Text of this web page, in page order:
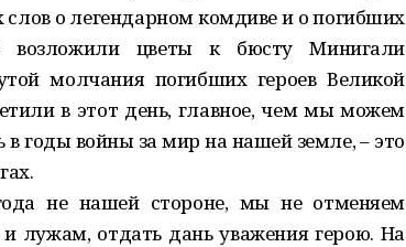
о легендарном комдиве и о погибших
возложили цветы к бюсту Минигали
молчания погибших героев Великой
в этот день, главное, чем мы можем
годы войны за мир на нашей земле, – это
не нашей стороне, мы не отменяем
лужам, отдать дань уважения герою. На